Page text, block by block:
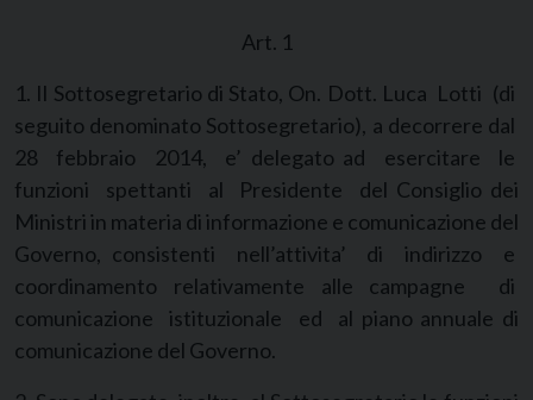
Art. 1
1. Il Sottosegretario di Stato, On. Dott. Luca Lotti (di
seguito denominato Sottosegretario), a decorrere dal
28 febbraio 2014, e’ delegato ad esercitare le
funzioni spettanti al Presidente del Consiglio dei
Ministri in materia di informazione e comunicazione del
Governo, consistenti nell’attivita’ di indirizzo e
coordinamento relativamente alle campagne di
comunicazione istituzionale ed al piano annuale di
comunicazione del Governo.